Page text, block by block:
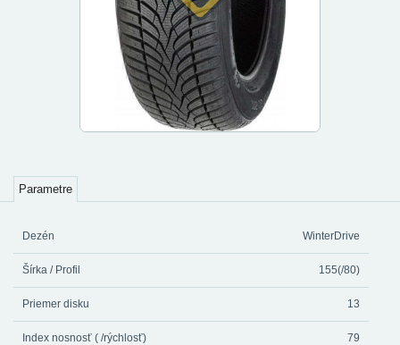
Parametre
Dezén WinterDrive
Šírka / Profil 155(/80)
Priemer disku 13
Index nosnosť ( /rýchlosť) 79